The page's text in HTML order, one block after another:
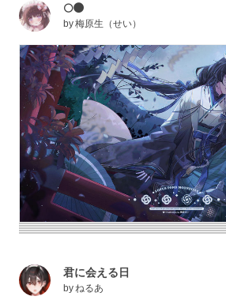
🌕🌑
by梅原生（せい）
君に会える日
byねるあ